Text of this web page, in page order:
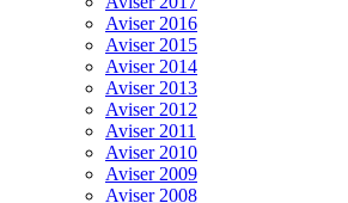
Aviser 2016
Aviser 2015
Aviser 2014
Aviser 2013
Aviser 2012
Aviser 2011
Aviser 2010
Aviser 2009
Aviser 2008